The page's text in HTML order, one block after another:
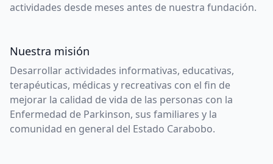
actividades desde meses antes de nuestra fundación.
Nuestra misión
Desarrollar actividades informativas, educativas,
terapéuticas, médicas y recreativas con el fin de
mejorar la calidad de vida de las personas con la
Enfermedad de Parkinson, sus familiares y la
comunidad en general del Estado Carabobo.